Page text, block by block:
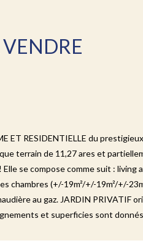
ET RESIDENTIELLE du
terrain de 11,27 ares et
se compose comme suit :
chambres (+/-19m²/+/-19m²/+/-
au gaz. JARDIN PRIVATIF
et superficies sont